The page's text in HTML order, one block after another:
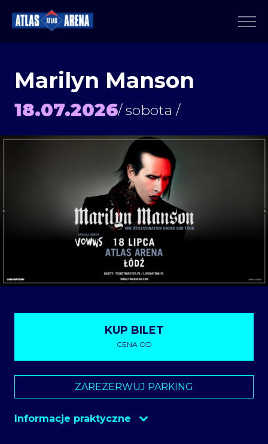
Marilyn Manson
18.07.2026/ sobota /
KUP BILET
CENA OD
Ticketmaster
Eventim
ZAREZERWUJ PARKING
Informacje praktyczne